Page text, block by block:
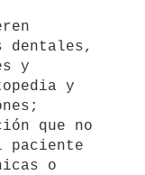
dentales,
y
y
que no
paciente
o